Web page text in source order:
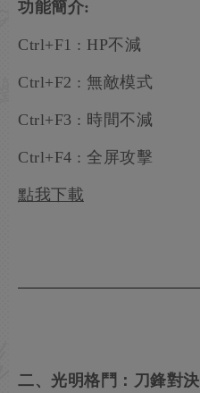
功能簡介:
Ctrl+F1 : HP不減
Ctrl+F2 : 無敵模式
Ctrl+F3 : 時間不減
Ctrl+F4 : 全屏攻擊
點我下載
二、光明格鬥：刀鋒對